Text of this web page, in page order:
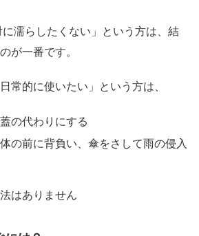
濡らしたくない」という方は、結
が一番です。
常的に使いたい」という方は、
の代わりにする
の前に背負い、傘をさして雨の侵入
はありません